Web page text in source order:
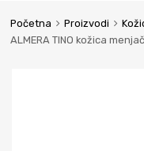
Početna Proizvodi
ALMERA TINO kožica